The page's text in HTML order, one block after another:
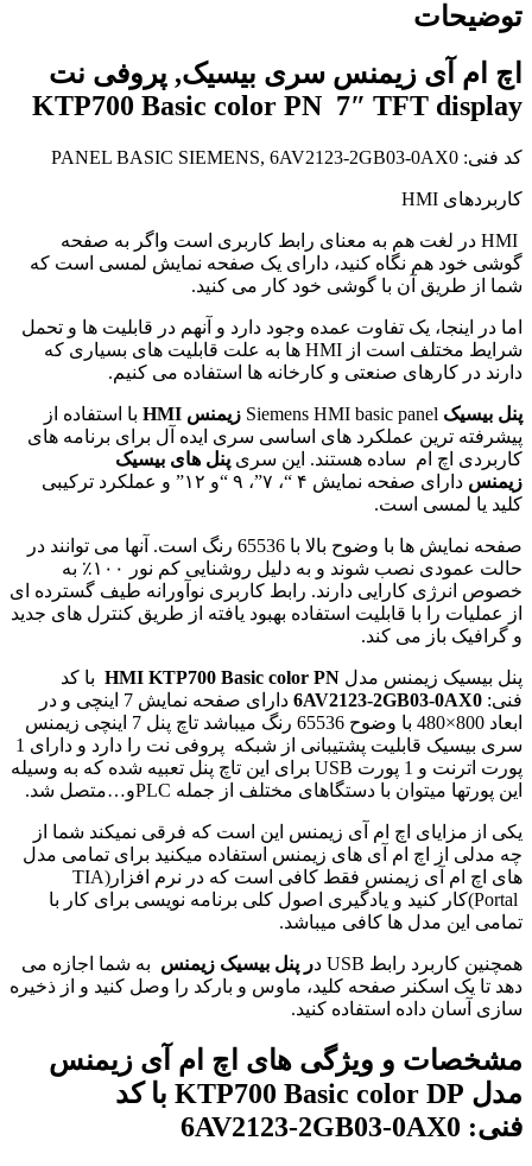
توضیحات
اچ ام آی زیمنس سری بیسیک, پروفی نت
KTP700 Basic color PN 7″ TFT display
کد فنی: PANEL BASIC SIEMENS, 6AV2123-2GB03-0AX0
کاربردهای HMI
HMI در لغت هم به معنای رابط کاربری است واگر به صفحه
گوشی خود هم نگاه کنید، دارای یک صفحه نمایش لمسی است که
شما از طریق آن با گوشی خود کار می کنید.
اما در اینجا، یک تفاوت عمده وجود دارد و آنهم در قابلیت ها و تحمل
شرایط مختلف است از HMI ها به علت قابلیت های بسیاری که
دارند در کارهای صنعتی و کارخانه ها استفاده می کنیم.
پنل بیسیک زیمنس Siemens HMI basic panel
با استفاده از
پیشرفته ترین عملکرد های اساسی سری ایده آل برای برنامه های
کاربردی اچ ام ساده هستند. این سری پنل های بیسیک
زیمنس دارای صفحه نمایش ۴ “ ، ۷” ، ۹ “ و ۱۲”
و عملکرد ترکیبی
کلید یا لمسی است.
صفحه نمایش ها با وضوح بالا با 65536 رنگ است. آنها می توانند در
حالت عمودی نصب شوند و به دلیل روشنایی کم نور
۱۰۰٪ به
خصوص انرژی کارایی دارند. رابط کاربری نوآورانه طیف گسترده ای
از عملیات را با قابلیت استفاده بهبود یافته از طریق کنترل های جدید
و گرافیک باز می کند.
پنل بیسیک زیمنس مدل HMI KTP700 Basic color PN با کد
فنی: 6AV2123-2GB03-0AX0
دارای صفحه نمایش 7 اینچی و در
ابعاد 800×480 با وضوح 65536 رنگ میباشد تاچ پنل 7 اینچی زیمنس
سری بیسیک قابلیت پشتیبانی از شبکه پروفی نت را دارد و دارای 1
پورت اترنت و 1 پورت USB برای این تاچ پنل تعبیه شده که به وسیله
این پورتها میتوان با دستگاهای مختلف از جمله PLCو…متصل شد.
یکی از مزایای اچ ام آی زیمنس این است که فرقی نمیکند شما از
چه مدلی از اچ ام آی های زیمنس استفاده میکنید برای تمامی مدل
های اچ ام آی زیمنس فقط کافی است که در نرم افزار TIA)
(Portalکار کنید و یادگیری اصول کلی برنامه نویسی برای کار با
تمامی این مدل ها کافی میباشد.
همچنین کاربرد رابط در پنل بیسیک زیمنس به شما اجازه می
دهد تا یک اسکنر صفحه کلید، ماوس و بارکد را وصل کنید و از ذخیره
سازی آسان داده استفاده کنید.
مشخصات و ویژگی های اچ ام آی زیمنس
مدل KTP700 Basic color DP با کد
فنی: 6AV2123-2GB03-0AX0